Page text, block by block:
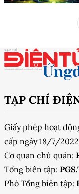
TẠP CHÍ
Giấy phép hoạt
cấp ngày 18/7/2022
Cơ quan chủ quản:
Tổng biên tập:
Phó Tổng biên tập: